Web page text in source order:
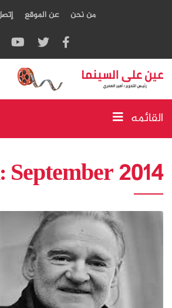
من نحن عن الموقع
القائمه
September 2014